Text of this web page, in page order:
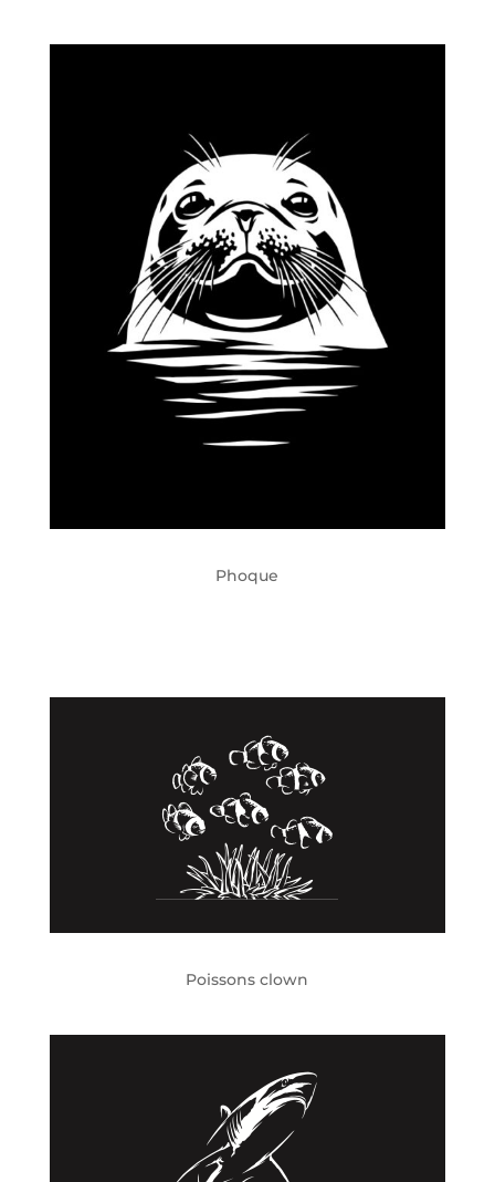
Phoque
Poissons clown